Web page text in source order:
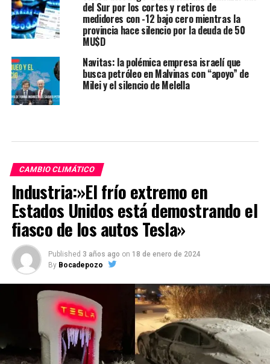
del Sur por los cortes y retiros de
medidores con -12 bajo cero mientras la
provincia hace silencio por la deuda de 50
MU$D
Navitas: la polémica empresa israelí que
busca petróleo en Malvinas con “apoyo” de
Milei y el silencio de Melella
CAMBIO CLIMÁTICO
Industria:»El frío extremo en
Estados Unidos está demostrando el
fiasco de los autos Tesla»
Published 3 años ago on 18 de enero de 2024
By Bocadepozo